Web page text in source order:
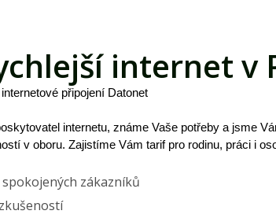
internet v
připojení Datonet
internetu, známe Vaše potřeby a jsme
v oboru. Zajistíme Vám tarif pro rodinu, práci i
spokojených zákazníků